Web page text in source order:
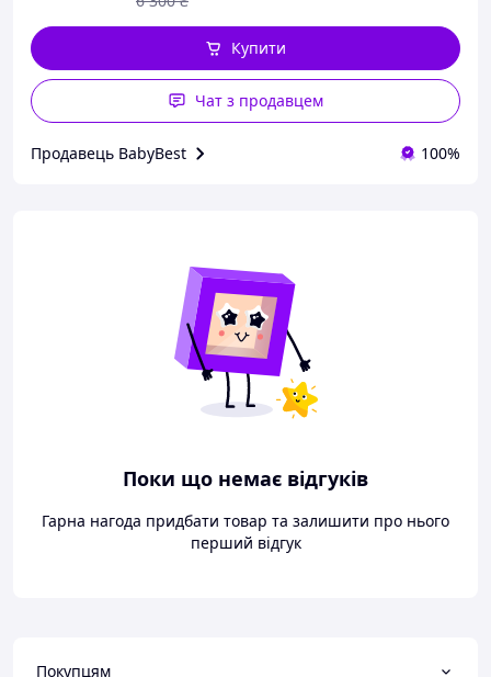
Поки що немає відгуків
Гарна нагода придбати товар та залишити про нього
перший відгук
Купити
Чат з продавцем
Продавець BabyBest 100%
Покупцям